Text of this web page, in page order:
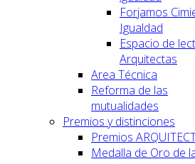
Forjamos
Igualdad
Espacio de
Arquitectas
Area Técnica
Reforma de las
mutualidades
Premios y distinciones
Premios
Medalla de Oro de